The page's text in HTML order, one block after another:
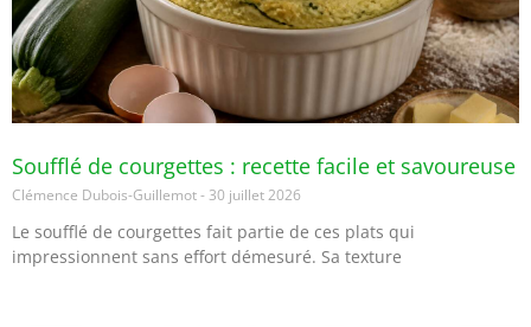
Soufflé de courgettes : recette facile et savoureuse
Clémence Dubois-Guillemot 30 juillet 2026
Le soufflé de courgettes fait partie de ces plats qui
impressionnent sans effort démesuré. Sa texture